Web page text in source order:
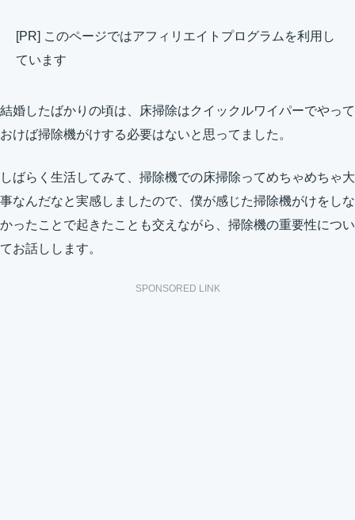
[PR] このページではアフィリエイトプログラムを利用し
ています
結婚したばかりの頃は、床掃除はクイックルワイパーでやって
おけば掃除機がけする必要はないと思ってました。
しばらく生活してみて、掃除機での床掃除ってめちゃめちゃ大
事なんだなと実感しましたので、僕が感じた掃除機がけをしな
かったことで起きたことも交えながら、掃除機の重要性につい
てお話しします。
SPONSORED LINK